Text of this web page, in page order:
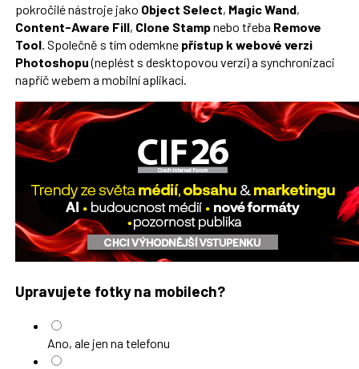
pokročilé nástroje jako Object Select, Magic Wand,
Content-Aware Fill, Clone Stampnebo třeba Remove
Tool. Společně s tím odemkne přístup k webové verzi
Photoshopu(neplést s desktopovou verzí) a synchronizaci
napříč webem a mobilní aplikací.
Upravujete fotky na mobilech?
Ano, ale jen na telefonu